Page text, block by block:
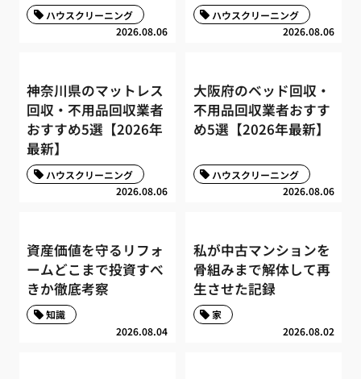
2026.08.06
ハウスクリーニング
2026.08.06
ハウスクリーニング
神奈川県のマットレス
回収・不用品回収業者
おすすめ5選【2026年
最新】
2026.08.06
ハウスクリーニング
大阪府のベッド回収・
不用品回収業者おすす
め5選【2026年最新】
2026.08.06
ハウスクリーニング
資産価値を守るリフォ
ームどこまで投資すべ
きか徹底考察
2026.08.04
知識
私が中古マンションを
骨組みまで解体して再
生させた記録
2026.08.02
家